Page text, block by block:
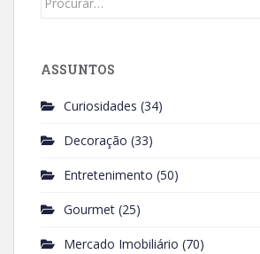
ASSUNTOS
Curiosidades (34)
Decoração (33)
Entretenimento (50)
Gourmet (25)
Mercado Imobiliário (70)